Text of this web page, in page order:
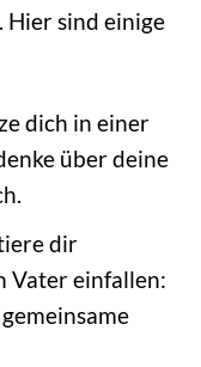
Hier sind einige
dich in einer
über deine
dir
Vater einfallen: